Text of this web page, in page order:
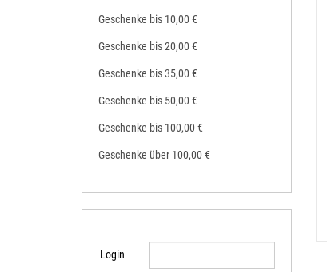
Geschenke bis 10,00 €
Geschenke bis 20,00 €
Geschenke bis 35,00 €
Geschenke bis 50,00 €
Geschenke bis 100,00 €
Geschenke über 100,00 €
Login